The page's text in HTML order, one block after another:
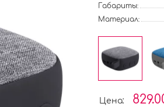
Габариты:
Материал:
Цена: